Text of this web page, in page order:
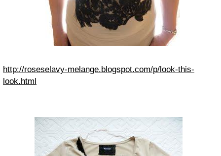
http://roseselavy-melange.blogspot.com/p/look-this-
look.html